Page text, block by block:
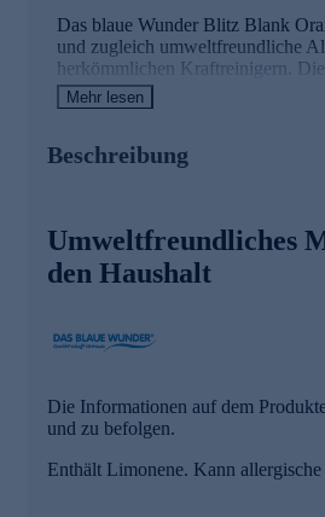
Das blaue Wunder Blitz Blank
und zugleich umweltfreundliche
herkömmlichen Kraftreinigern.
ätzend, säure- und phosphatfrei
frischen Duft. Der clevere
die gereinigten Flächen wasser-
Blank Orange und seine
Das blaue Wunder Blitz Blank
Arbeitsplatten, Edelstahl, Emaille,
Kunststofffenster, Aluminium,
Fugen, Spiegel, Toiletten,
Mehr lesen
Beschreibung
Umweltfreundliches
den Haushalt
Die Informationen auf dem
und zu befolgen.
Enthält Limonene. Kann